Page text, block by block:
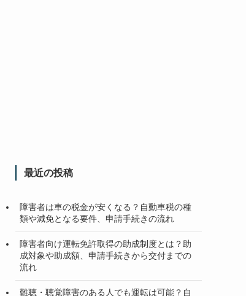
最近の投稿
障害者は車の税金が安くなる？自動車税の種
類や減免となる要件、申請手続きの流れ
障害者向け運転免許取得の助成制度とは？助
成対象や助成額、申請手続きから交付までの
流れ
難聴・聴覚障害のある人でも運転は可能？自